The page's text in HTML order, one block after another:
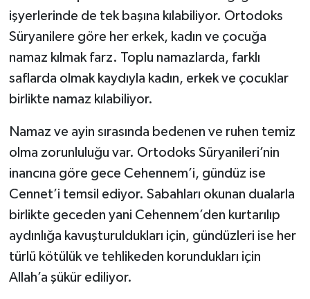
işyerlerinde de tek başına kılabiliyor. Ortodoks
Süryanilere göre her erkek, kadın ve çocuğa
namaz kılmak farz. Toplu namazlarda, farklı
saflarda olmak kaydıyla kadın, erkek ve çocuklar
birlikte namaz kılabiliyor.
Namaz ve ayin sırasında bedenen ve ruhen temiz
olma zorunluluğu var. Ortodoks Süryanileri’nin
inancına göre gece Cehennem’i, gündüz ise
Cennet’i temsil ediyor. Sabahları okunan dualarla
birlikte geceden yani Cehennem’den kurtarılıp
aydınlığa kavuşturuldukları için, gündüzleri ise her
türlü kötülük ve tehlikeden korundukları için
Allah’a şükür ediliyor.